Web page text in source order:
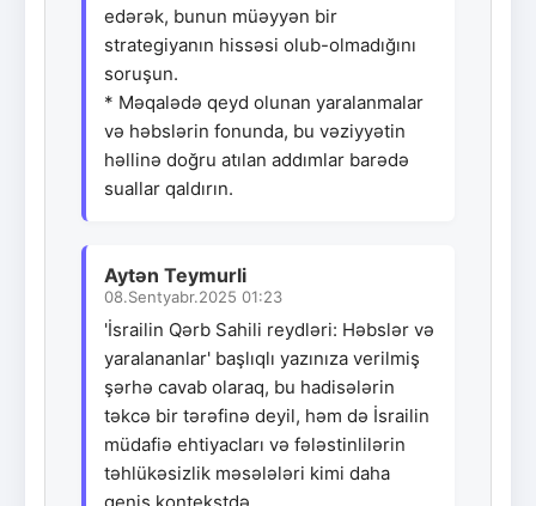
edərək, bunun müəyyən bir
strategiyanın hissəsi olub-olmadığını
soruşun.
* Məqalədə qeyd olunan yaralanmalar
və həbslərin fonunda, bu vəziyyətin
həllinə doğru atılan addımlar barədə
suallar qaldırın.
Aytən Teymurli
08.Sentyabr.2025 01:23
'İsrailin Qərb Sahili reydləri: Həbslər və
yaralananlar' başlıqlı yazınıza verilmiş
şərhə cavab olaraq, bu hadisələrin
təkcə bir tərəfinə deyil, həm də İsrailin
müdafiə ehtiyacları və fələstinlilərin
təhlükəsizlik məsələləri kimi daha